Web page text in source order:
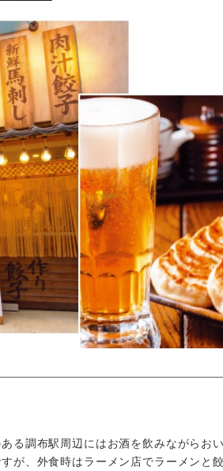
調布駅周辺にはお酒を飲みながらお
が、外食時はラーメン店でラーメンと